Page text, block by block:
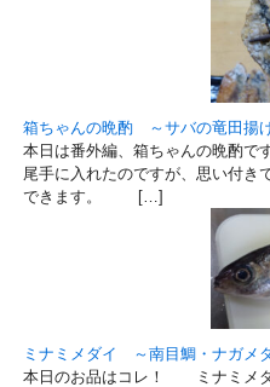
箱ちゃんの晩酌 ～サバの竜田揚
本日は番外編、箱ちゃんの晩酌
尾手に入れたのですが、思い付
できます。 […]
ミナミメダイ ～南目鯛・ナガメ
本日のお品はコレ！ ミナミメダ